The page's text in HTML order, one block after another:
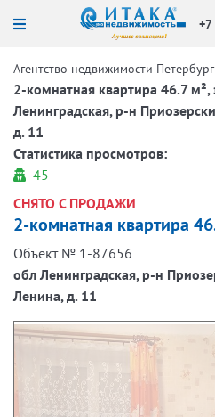
Агентство недвижимости Петербург
2-комнатная квартира 46.7
Ленинградская, р-н
д. 11
Статистика просмотров:
45
СНЯТО С ПРОДАЖИ
2-комнатная квартира
Объект № 1-87656
обл Ленинградская, р-н
Ленина, д. 11